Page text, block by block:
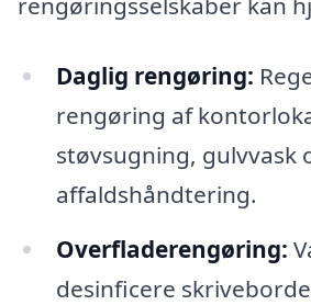
Daglig rengøring:
rengøring af
støvsugning, gulvvask
affaldshåndtering.
Overfladerengøring:
desinficere